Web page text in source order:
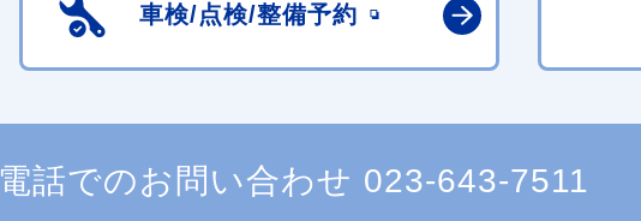
車検/点検/整備予約
電話でのお問い合わせ 023-643-7511